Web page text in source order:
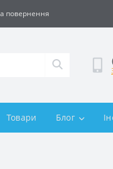
повернення
Товари Блог